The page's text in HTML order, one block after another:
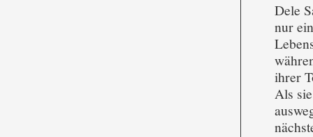
Dele
nur
ihrer
Als